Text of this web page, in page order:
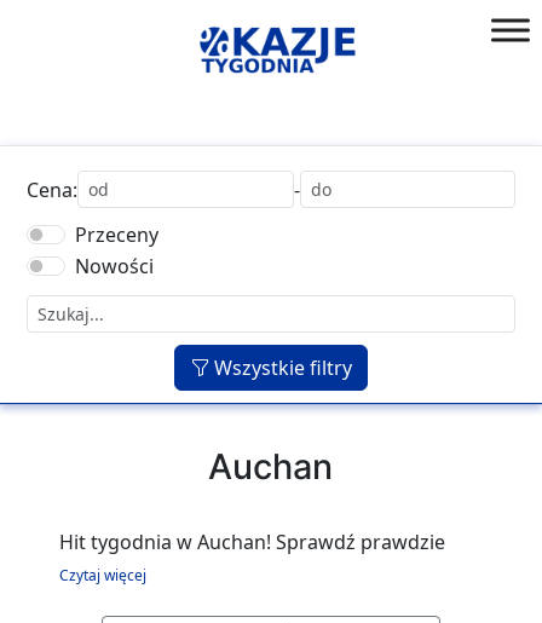
złap
Cena:
-
Przeceny
Nowości
Wszystkie filtry
Auchan
Hit tygodnia w Auchan! Sprawdź prawdzie
hity wśród produktów spożywczych, chemii
Czytaj więcej